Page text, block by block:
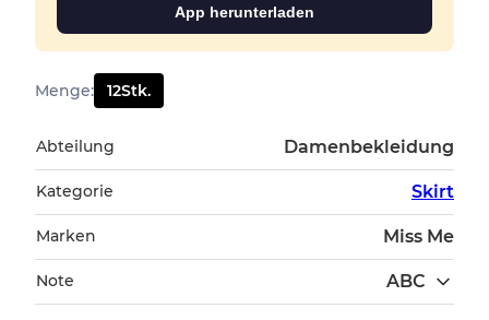
App herunterladen
Menge: 12Stk.
Abteilung Damenbekleidung
Kategorie Skirt
Marken Miss Me
Note ABC